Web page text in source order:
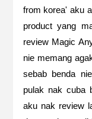
from korea' aku
product yang
review Magic
nie memang
sebab benda
pulak nak cuba
aku nak review